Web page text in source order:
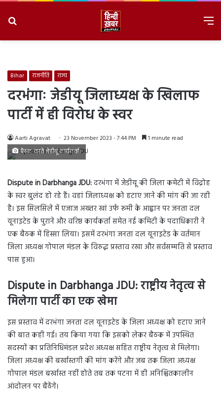
Bihar राजनीति राज्य
दरभंगाः जेडीयू जिलाध्यक्ष के खिलाफ
पार्टी में ही विरोध के स्वर
Aarti Agravat 23 November 2023 - 7:44 PM 1 minute read
बैठक करते जेडीयू कार्यकर्ता।
Dispute in Darbhanga JDU:दरभंगा में जेडीयू की जिला कमेटी में विद्रोह
के स्वर बुलंद हो रहे हैं। वहां जिलाध्यक्ष को हटाए जाने की मांग की जा रही
है। इस सिलसिले में एजाज अख्तर खां उर्फ रूमी के आह्वान पर जनता दल
यूनाइटेड के पुराने और वरिष्ठ कार्यकर्ता समेत नई कमिटी के पदाधिकारी ने
एक बैठक में हिस्सा लिया। इसमें दरभंगा जनता दल यूनाइटेड के वर्तमान
जिला अध्यक्ष गोपाल मंडल के विरुद्ध प्रस्ताव रखा और सर्वसम्मति से प्रस्ताव
पास हुआ।
Dispute in Darbhanga JDU: राष्ट्रीय नेतृत्व से
मिलेगा पार्टी का एक खेमा
इस प्रस्ताव में दरभंगा जनता दल यूनाइटेड के जिला अध्यक्ष को हटाए जाने
की बात कही गई। तय किया गया कि इसको लेकर बैठक में उपस्थित
सदस्यों का प्रतिनिधिमंडल प्रदेश अध्यक्ष सहित राष्ट्रीय नेतृत्व से मिलेगा।
जिला अध्यक्ष की बर्खास्तगी की मांग करेंगे और जब तक जिला अध्यक्ष
गोपाल मंडल बर्खास्त नहीं होते तब तक पटना में ही अनिश्चितकालीन
आंदोलन पर बैठेंगे।